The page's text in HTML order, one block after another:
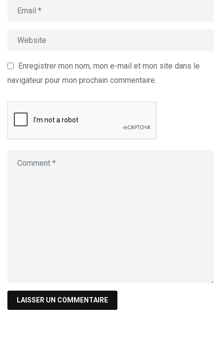
Enregistrer mon nom, mon e-mail et mon site dans le
navigateur pour mon prochain commentaire.